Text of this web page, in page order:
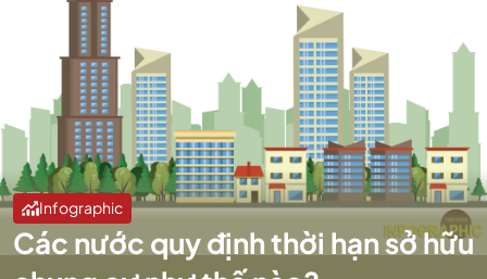
Infographic
Các nước quy định thời hạn sở hữu